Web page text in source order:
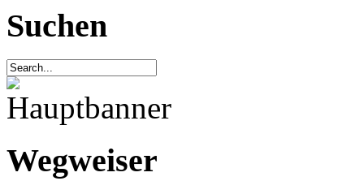
Suchen
Wegweiser